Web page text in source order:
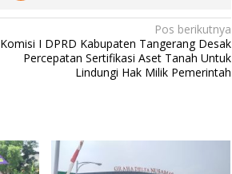
Pos berikutnya
Komisi I DPRD Kabupaten Tangerang Desak
Percepatan Sertifikasi Aset Tanah Untuk
Lindungi Hak Milik Pemerintah